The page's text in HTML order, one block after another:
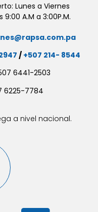
Lunes a Viernes
9:00 A.M a 3:00P.M.
/ +507 214- 8544
6441-2503
6225-7784
a nivel nacional.